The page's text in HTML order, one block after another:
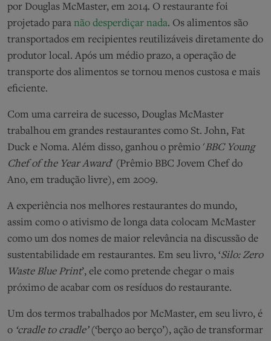
por Douglas McMaster, em 2014. O restaurante foi
projetado para não desperdiçar nada. Os alimentos são
transportados em recipientes reutilizáveis diretamente do
produtor local. Após um médio prazo, a operação de
transporte dos alimentos se tornou menos custosa e mais
eficiente.
Com uma carreira de sucesso, Douglas McMaster
trabalhou em grandes restaurantes como St. John, Fat
Duck e Noma. Além disso, ganhou o prêmio 'BBC Young
Chef of the Year Award' (Prêmio BBC Jovem Chef do
Ano, em tradução livre), em 2009.
A experiência nos melhores restaurantes do mundo,
assim como o ativismo de longa data colocam McMaster
como um dos nomes de maior relevância na discussão de
sustentabilidade em restaurantes. Em seu livro, ‘Silo: Zero
Waste Blue Print’, ele como pretende chegar o mais
próximo de acabar com os resíduos do restaurante.
Um dos termos trabalhados por McMaster, em seu livro, é
o ‘cradle to cradle’(‘berço ao berço’), ação de transformar